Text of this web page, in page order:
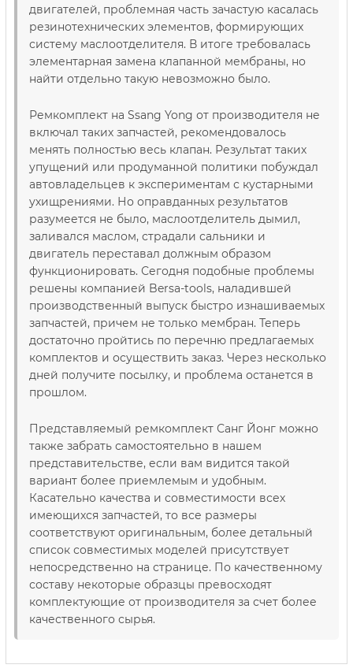
двигателей, проблемная часть зачастую касалась
резинотехнических элементов, формирующих
систему маслоотделителя. В итоге требовалась
элементарная замена клапанной мембраны, но
найти отдельно такую невозможно было.
Ремкомплект на Ssang Yong от производителя не
включал таких запчастей, рекомендовалось
менять полностью весь клапан. Результат таких
упущений или продуманной политики побуждал
автовладельцев к экспериментам с кустарными
ухищрениями. Но оправданных результатов
разумеется не было, маслоотделитель дымил,
заливался маслом, страдали сальники и
двигатель переставал должным образом
функционировать. Сегодня подобные проблемы
решены компанией Bersa-tools, наладившей
производственный выпуск быстро изнашиваемых
запчастей, причем не только мембран. Теперь
достаточно пройтись по перечню предлагаемых
комплектов и осуществить заказ. Через несколько
дней получите посылку, и проблема останется в
прошлом.
Представляемый ремкомплект Санг Йонг можно
также забрать самостоятельно в нашем
представительстве, если вам видится такой
вариант более приемлемым и удобным.
Касательно качества и совместимости всех
имеющихся запчастей, то все размеры
соответствуют оригинальным, более детальный
список совместимых моделей присутствует
непосредственно на странице. По качественному
составу некоторые образцы превосходят
комплектующие от производителя за счет более
качественного сырья.